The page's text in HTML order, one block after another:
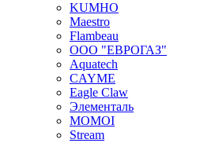
KUMHO
Maestro
Flambeau
ООО "ЕВРОГАЗ"
Aquatech
CAYME
Eagle Claw
Элементаль
MOMOI
Stream